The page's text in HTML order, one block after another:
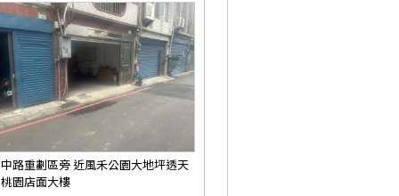
中路重劃區旁 近風禾公園大地坪透天
桃園店面大樓